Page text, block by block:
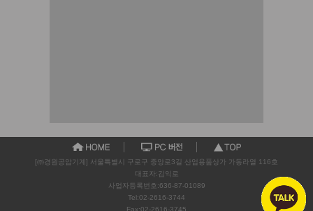
[㈜경원공압기계] 서울특별시 구로구 중앙로3길 산업용품상가 가동라열 116호
대표자:김익로
사업자등록번호:636-87-01089
Tel:02-2616-3744